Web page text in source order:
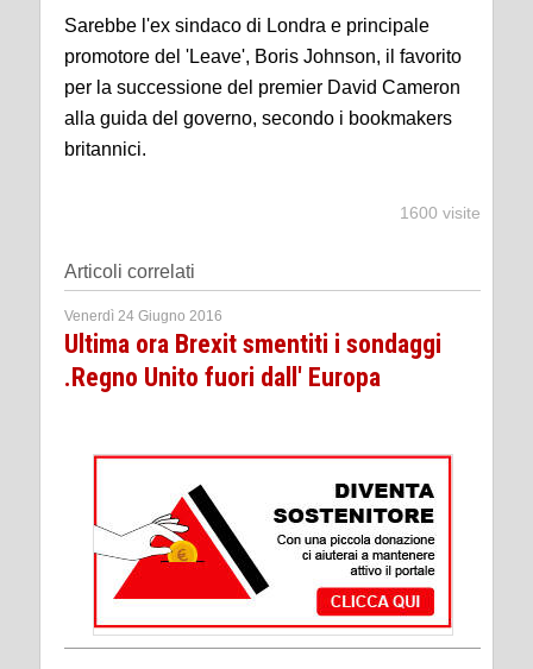
Sarebbe l'ex sindaco di Londra e principale
promotore del 'Leave', Boris Johnson, il favorito
per la successione del premier David Cameron
alla guida del governo, secondo i bookmakers
britannici.
1600 visite
Articoli correlati
Venerdì 24 Giugno 2016
Ultima ora Brexit smentiti i sondaggi
.Regno Unito fuori dall' Europa